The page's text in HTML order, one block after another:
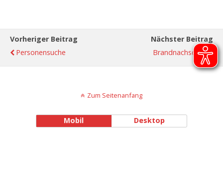
Vorheriger Beitrag
Personensuche
Nächster Beitrag
Brandnachschau
Zum Seitenanfang
Mobil Desktop